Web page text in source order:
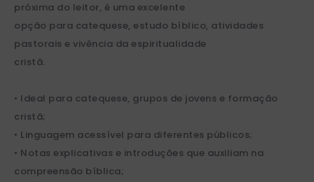
próxima do leitor, é uma excelente
opção para catequese, estudo bíblico, atividades
pastorais e vivência da espiritualidade
cristã.
• Ideal para catequese, grupos de jovens e formação
cristã;
• Linguagem acessível para diferentes públicos;
• Notas explicativas e introduções que auxiliam na
compreensão bíblica;